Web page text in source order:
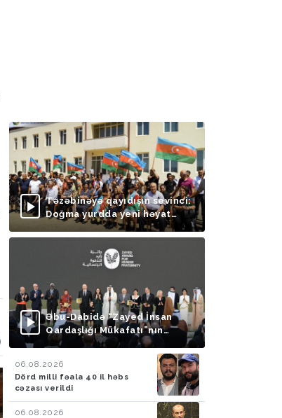
Təzəbinəyə qayıdışın sevinci:
Doğma yurdda yeni həyat
başlayır
Əbu-Dabidə “Zayed İnsan
Qardaşlığı Mükafatı”nın
təqdimolunma mərasimi
06.08.2026
Dörd milli fəala 40 il həbs
cəzası verildi
06.08.2026